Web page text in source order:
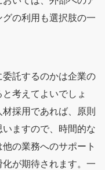
の利用も選択肢の一
委託するのかは企業の
考えてよいでしょ
採用であれば、原則
ますので、時間的な
の業務へのサポート
が期待されます。一